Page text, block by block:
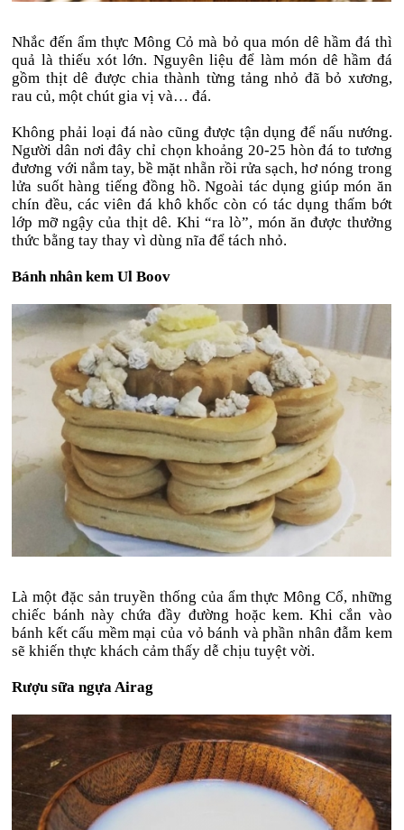
Nhắc đến ẩm thực Mông Cỏ mà bỏ qua món dê hầm đá thì
quả là thiếu xót lớn. Nguyên liệu để làm món dê hầm đá
gồm thịt dê được chia thành từng tảng nhỏ đã bỏ xương,
rau củ, một chút gia vị và… đá.
Không phải loại đá nào cũng được tận dụng để nấu nướng.
Người dân nơi đây chỉ chọn khoảng 20-25 hòn đá to tương
đương với nắm tay, bề mặt nhẵn rồi rửa sạch, hơ nóng trong
lửa suốt hàng tiếng đồng hồ. Ngoài tác dụng giúp món ăn
chín đều, các viên đá khô khốc còn có tác dụng thấm bớt
lớp mỡ ngậy của thịt dê. Khi “ra lò”, món ăn được thưởng
thức bằng tay thay vì dùng nĩa để tách nhỏ.
Bánh nhân kem Ul Boov
Là một đặc sản truyền thống của ẩm thực Mông Cổ, những
chiếc bánh này chứa đầy đường hoặc kem. Khi cắn vào
bánh kết cấu mềm mại của vỏ bánh và phần nhân đẫm kem
sẽ khiến thực khách cảm thấy dễ chịu tuyệt vời.
Rượu sữa ngựa Airag